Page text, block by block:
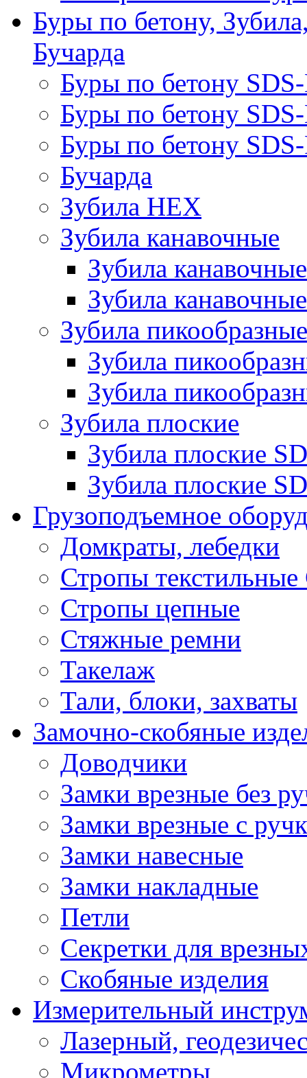
Буры по бетону,
Бучарда
Буры по бетону
Буры по бетону
Буры по бетону
Бучарда
Зубила HEX
Зубила канавочные
Зубила
Зубила
Зубила пикообразные
Зубила
Зубила
Зубила плоские
Зубила плоские
Зубила плоские
Грузоподъемное
Домкраты, лебедки
Стропы
Стропы цепные
Стяжные ремни
Такелаж
Тали, блоки, захваты
Замочно-скобяные
Доводчики
Замки врезные без
Замки врезные с
Замки навесные
Замки накладные
Петли
Секретки для
Скобяные изделия
Измерительный
Лазерный,
Микрометры